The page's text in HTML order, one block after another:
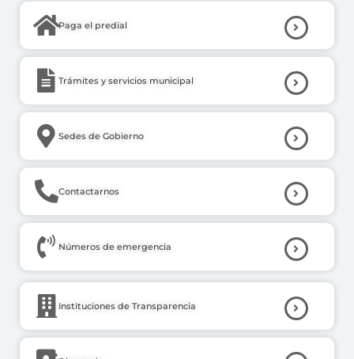
Paga el predial
Trámites y servicios municipal
Sedes de Gobierno
Contactarnos
Números de emergencia
Instituciones de Transparencia